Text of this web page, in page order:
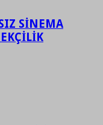
SİNEMA